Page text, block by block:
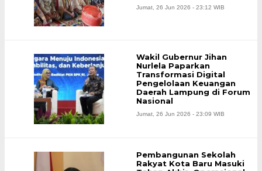
Jumat, 26 Jun 2026 - 23:12 WIB
Wakil Gubernur Jihan
Nurlela Paparkan
Transformasi Digital
Pengelolaan Keuangan
Daerah Lampung di Forum
Nasional
Jumat, 26 Jun 2026 - 23:09 WIB
Pembangunan Sekolah
Rakyat Kota Baru Masuki